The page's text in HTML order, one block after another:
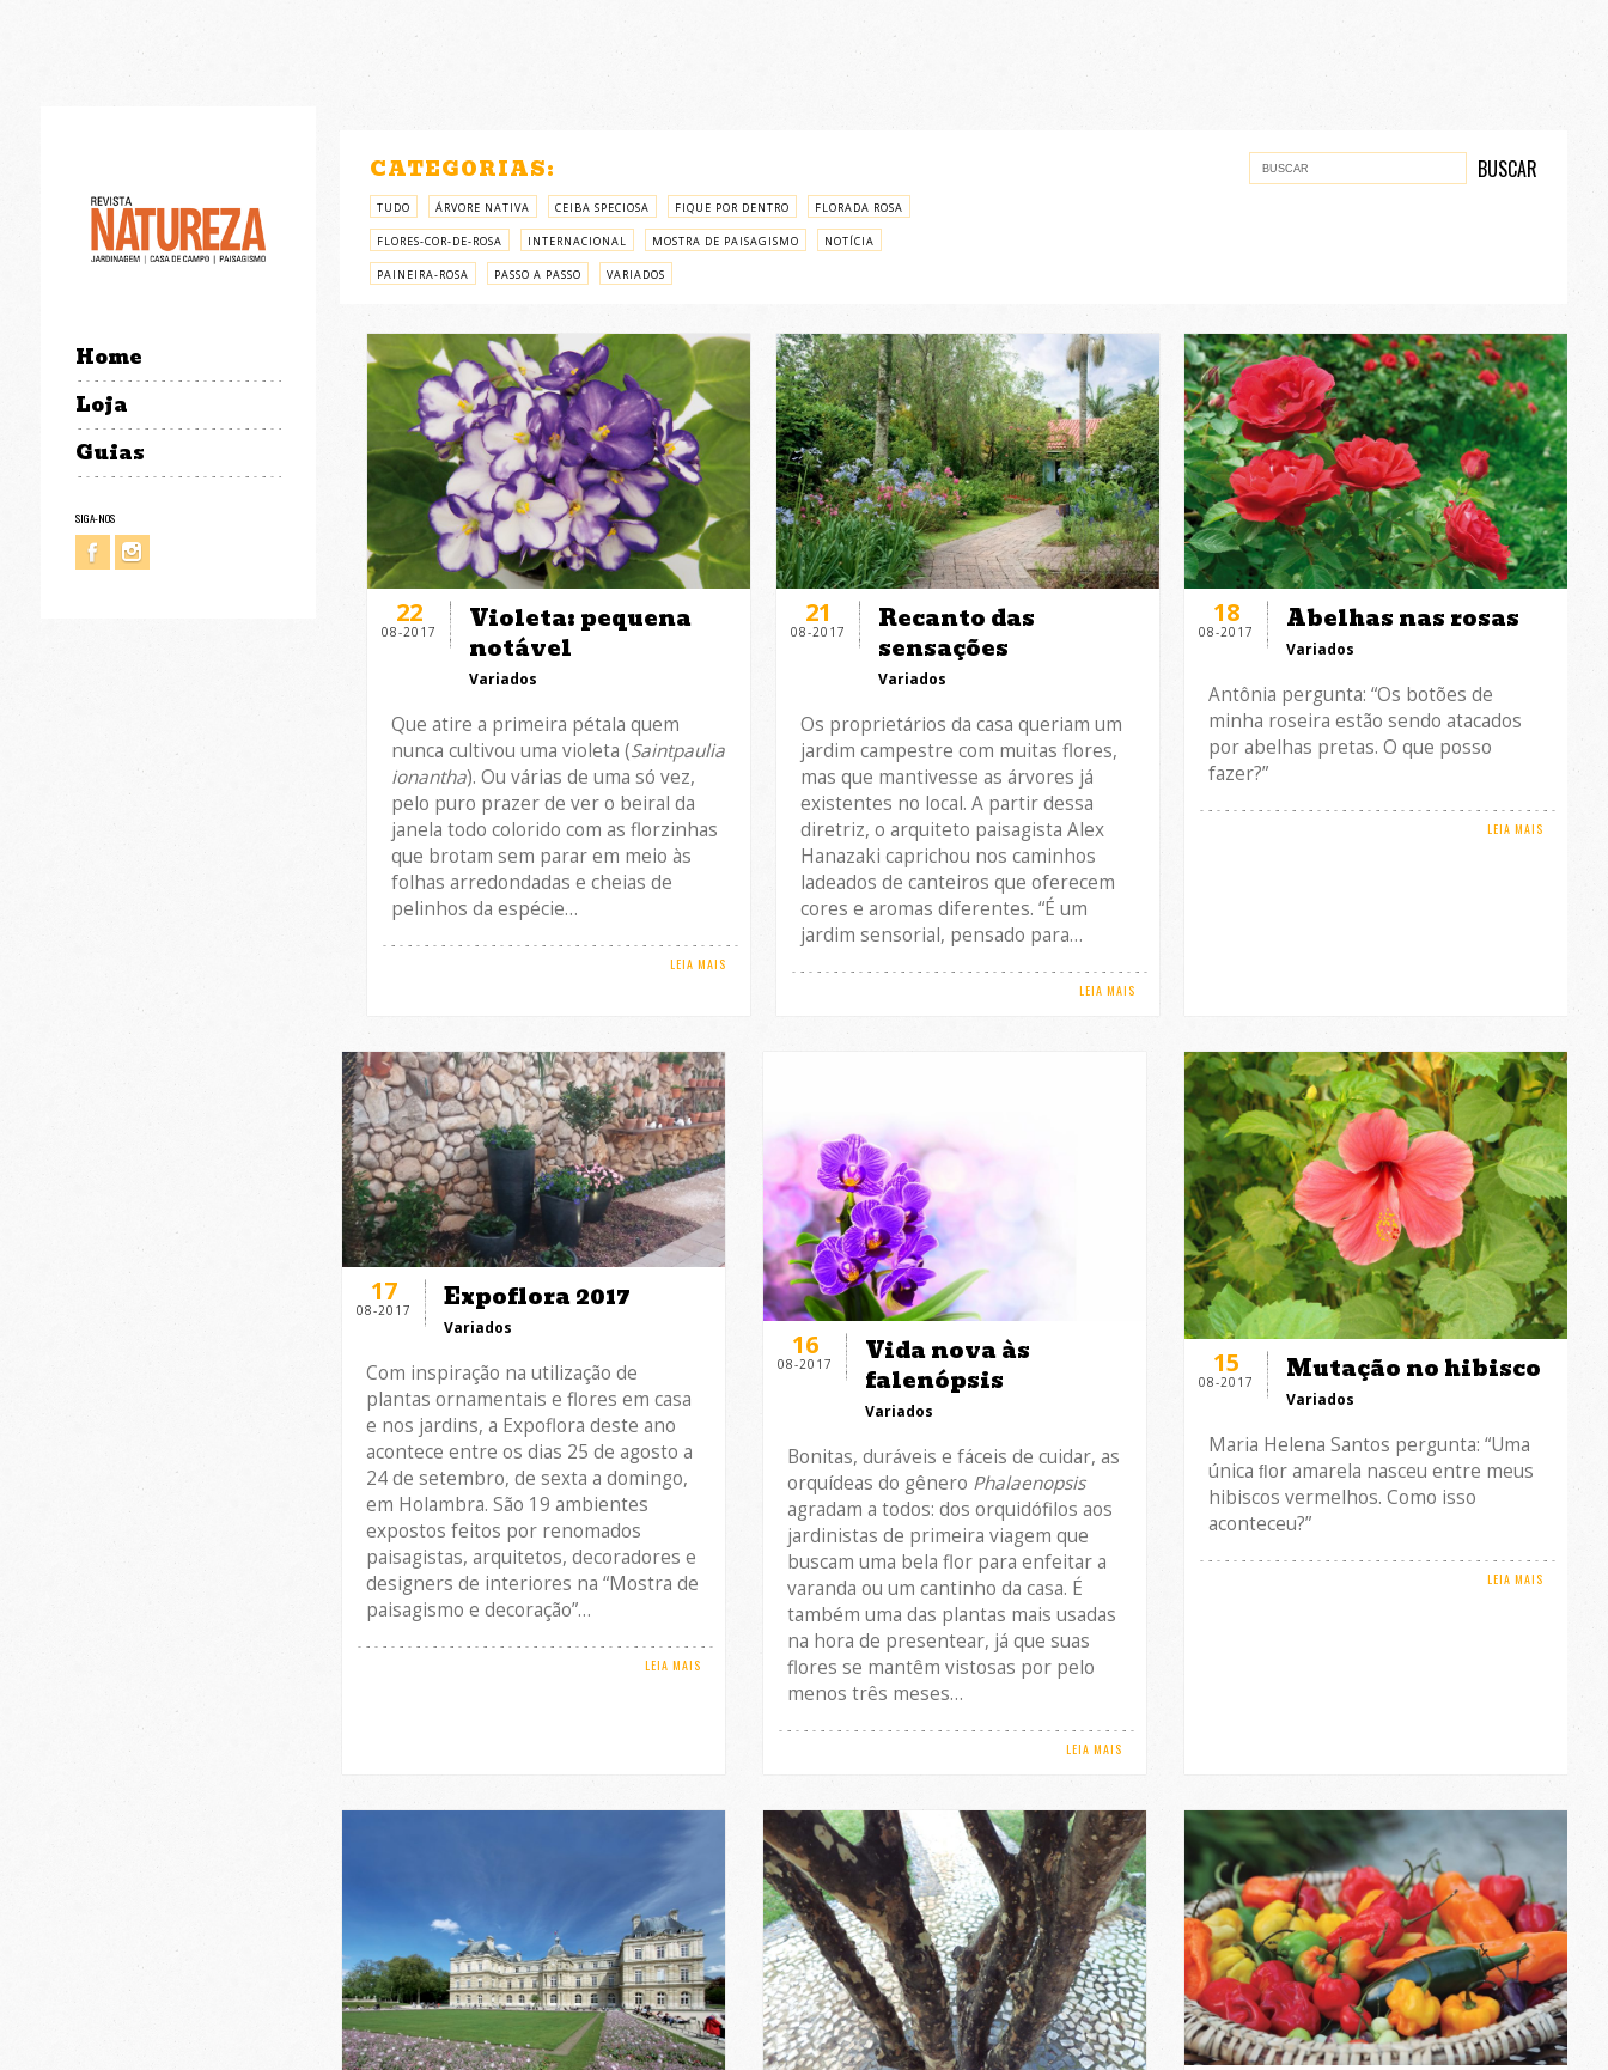
Home
Loja
Guias
SIGA-NOS
CATEGORIAS:
TUDO ÁRVORE NATIVA CEIBA SPECIOSA FIQUE POR DENTRO FLORADA ROSA
FLORES-COR-DE-ROSA INTERNACIONAL MOSTRA DE PAISAGISMO NOTÍCIA
PAINEIRA-ROSA PASSO A PASSO VARIADOS
22
08-2017
Violeta: pequena
notável
Variados
Que atire a primeira pétala quem
nunca cultivou uma violeta (Saintpaulia
ionantha). Ou várias de uma só vez,
pelo puro prazer de ver o beiral da
janela todo colorido com as florzinhas
que brotam sem parar em meio às
folhas arredondadas e cheias de
pelinhos da espécie…
LEIA MAIS
21
08-2017
Recanto das
sensações
Variados
Os proprietários da casa queriam um
jardim campestre com muitas flores,
mas que mantivesse as árvores já
existentes no local. A partir dessa
diretriz, o arquiteto paisagista Alex
Hanazaki caprichou nos caminhos
ladeados de canteiros que oferecem
cores e aromas diferentes. “É um
jardim sensorial, pensado para…
LEIA MAIS
18
08-2017 Abelhas nas rosas
Variados
Antônia pergunta: “Os botões de
minha roseira estão sendo atacados
por abelhas pretas. O que posso
fazer?”
LEIA MAIS
17
08-2017 Expoflora 2017
Variados
Com inspiração na utilização de
plantas ornamentais e flores em casa
e nos jardins, a Expoflora deste ano
acontece entre os dias 25 de agosto a
24 de setembro, de sexta a domingo,
em Holambra. São 19 ambientes
expostos feitos por renomados
paisagistas, arquitetos, decoradores e
designers de interiores na “Mostra de
paisagismo e decoração”…
LEIA MAIS
16
08-2017
Vida nova às
falenópsis
Variados
Bonitas, duráveis e fáceis de cuidar, as
orquídeas do gênero Phalaenopsis
agradam a todos: dos orquidófilos aos
jardinistas de primeira viagem que
buscam uma bela flor para enfeitar a
varanda ou um cantinho da casa. É
também uma das plantas mais usadas
na hora de presentear, já que suas
flores se mantêm vistosas por pelo
menos três meses…
LEIA MAIS
15
08-2017 Mutação no hibisco
Variados
Maria Helena Santos pergunta: “Uma
única ﬂor amarela nasceu entre meus
hibiscos vermelhos. Como isso
aconteceu?”
LEIA MAIS